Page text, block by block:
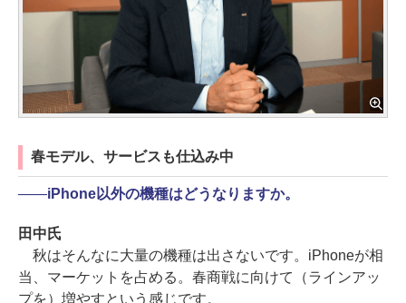
春モデル、サービスも仕込み中
――iPhone以外の機種はどうなりますか。
田中氏
秋はそんなに大量の機種は出さないです。iPhoneが相
当、マーケットを占める。春商戦に向けて（ラインアッ
プを）増やすという感じです。